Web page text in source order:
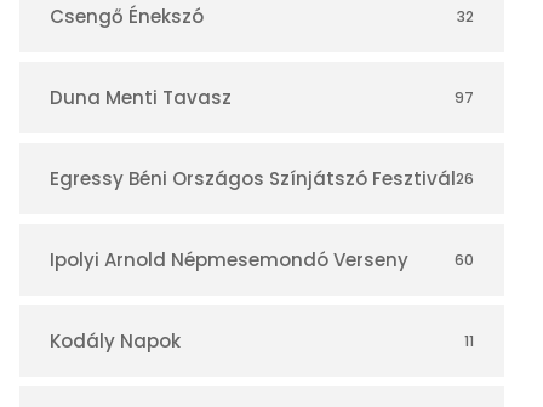
á
r
Csengő Énekszó 32
Duna Menti Tavasz 97
Egressy Béni Országos Színjátszó Fesztivál26
Ipolyi Arnold Népmesemondó Verseny 60
Kodály Napok 11